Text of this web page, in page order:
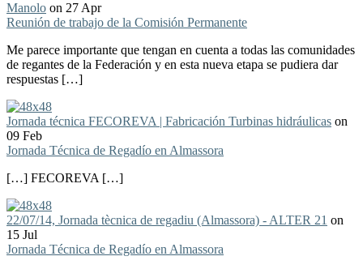
Manolo on 27 Apr
Reunión de trabajo de la Comisión Permanente
Me parece importante que tengan en cuenta a todas las comunidades
de regantes de la Federación y en esta nueva etapa se pudiera dar
respuestas […]
Jornada técnica FECOREVA | Fabricación Turbinas hidráulicas on
09 Feb
Jornada Técnica de Regadío en Almassora
[…] FECOREVA […]
22/07/14, Jornada tècnica de regadiu (Almassora) - ALTER 21 on
15 Jul
Jornada Técnica de Regadío en Almassora